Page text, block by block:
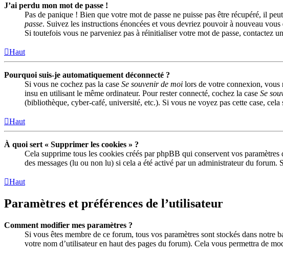
J’ai perdu mon mot de passe !
Pas de panique ! Bien que votre mot de passe ne puisse pas être récupéré, il
passe. Suivez les instructions énoncées et vous devriez pouvoir à nouveau vous
Si toutefois vous ne parveniez pas à réinitialiser votre mot de passe, contactez
Haut
Pourquoi suis-je automatiquement déconnecté ?
Si vous ne cochez pas la case Se souvenir de moi lors de votre connexion, vous
insu en utilisant le même ordinateur. Pour rester connecté, cochez la case Se
(bibliothèque, cyber-café, université, etc.). Si vous ne voyez pas cette case,
Haut
À quoi sert « Supprimer les cookies » ?
Cela supprime tous les cookies créés par phpBB qui conservent vos
des messages (lu ou non lu) si cela a été activé par un administrateur du
Haut
Paramètres et préférences de l’utilisateur
Comment modifier mes paramètres ?
Si vous êtes membre de ce forum, tous vos paramètres sont stockés dans notre
votre nom d’utilisateur en haut des pages du forum). Cela vous permettra de